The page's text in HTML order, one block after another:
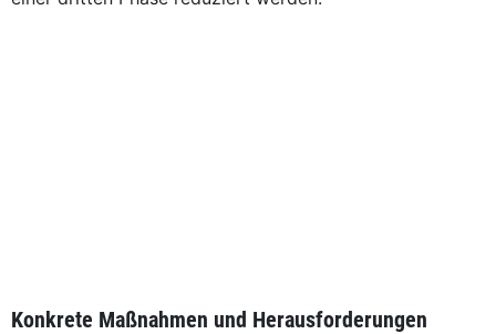
Konkrete Maßnahmen und Herausforderungen